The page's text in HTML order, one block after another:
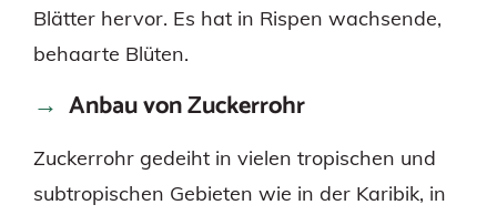
Blätter hervor. Es hat in Rispen wachsende,
behaarte Blüten.
Anbau von Zuckerrohr
Zuckerrohr gedeiht in vielen tropischen und
subtropischen Gebieten wie in der Karibik, in